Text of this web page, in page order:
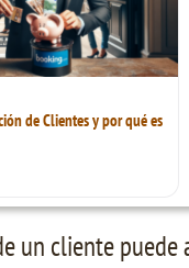
de Clientes y por qué es
un cliente